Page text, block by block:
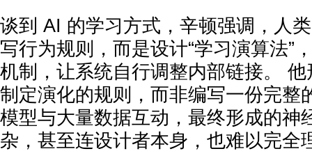
谈到 AI 的学习方式，辛顿强调，人
写行为规则，而是设计“学习演算法”
机制，让系统自行调整内部链接。
制定演化的规则，而非编写一份完整
模型与大量数据互动，最终形成的神
杂，甚至连设计者本身，也难以完全